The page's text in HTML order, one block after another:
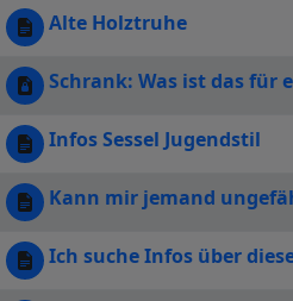
Alte Holztruhe
Schrank: Was ist das für
Infos Sessel Jugendstil
Kann mir jemand
Ich suche Infos über